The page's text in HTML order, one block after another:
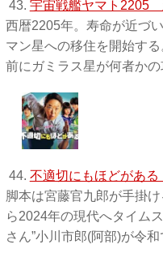
43. 宇宙戦艦ヤマト2205
西暦2205年。寿命が近づ
マン星への移住を開始す
前にガミラス星が何者か
44. 不適切にもほどがある
脚本は宮藤官九郎が手掛
ら2024年の現代へタイム
さん”小川市郎(阿部)が令和